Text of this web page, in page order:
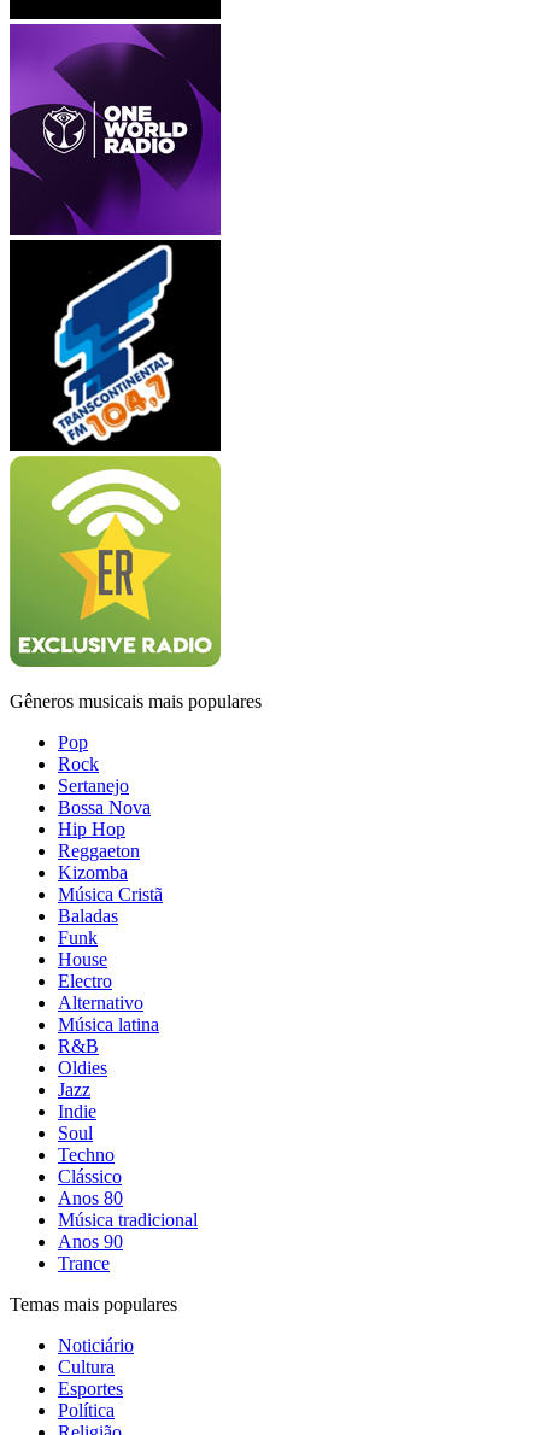
Gêneros musicais mais populares
Pop
Rock
Sertanejo
Bossa Nova
Hip Hop
Reggaeton
Kizomba
Música Cristã
Baladas
Funk
House
Electro
Alternativo
Música latina
R&B
Oldies
Jazz
Indie
Soul
Techno
Clássico
Anos 80
Música tradicional
Anos 90
Trance
Temas mais populares
Noticiário
Cultura
Esportes
Política